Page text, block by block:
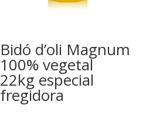
Bidó d’oli Magnum
100% vegetal
22kg especial
fregidora